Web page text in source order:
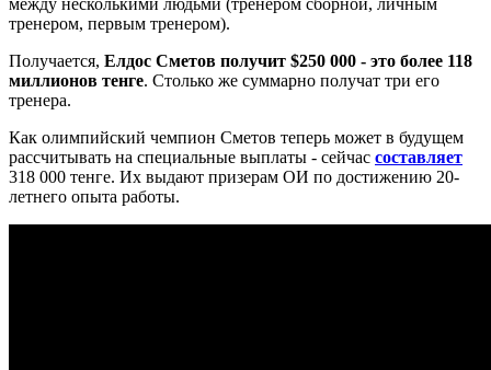
тренером, первым тренером).
Получается, Елдос Сметов получит $250 000 - это более 118
миллионов тенге. Столько же суммарно получат три его
тренера.
Как олимпийский чемпион Сметов теперь может в будущем
рассчитывать на специальные выплаты - сейчас составляет
318 000 тенге. Их выдают призерам ОИ по достижению 20-
летнего опыта работы.